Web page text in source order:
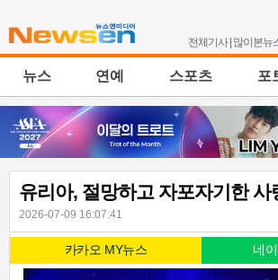
전체기사| 많이본뉴
뉴스 연예 스포츠 포
유리아, 절망하고 자포자기한 사
2026-07-09 16:07:41
카카오 MY뉴스 네